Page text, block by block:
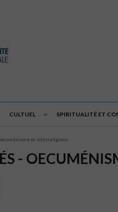
CULTUEL SPIRITUALITÉ ET
et interreligieux
-